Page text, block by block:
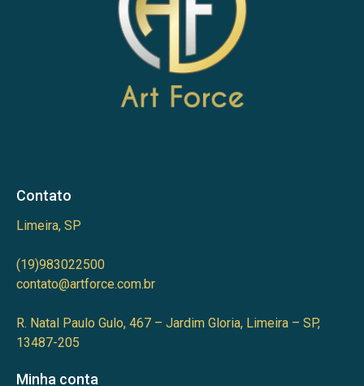
Contato
Limeira, SP
(19)983022500
contato@artforce.com.br
R. Natal Paulo Gulo, 467 – Jardim Gloria, Limeira – SP,
13487-205
Minha conta